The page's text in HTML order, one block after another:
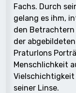
Fachs. Durch
gelang es ihm,
den Betrachtern
der
Praturlons
Menschlichkeit
Vielschichtigkeit
seiner Linse.